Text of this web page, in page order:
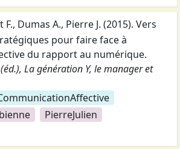
Dumas A., Pierre J. (2015). Vers
pour faire face à
du rapport au numérique.
La génération Y, le manager et
PierreJulien